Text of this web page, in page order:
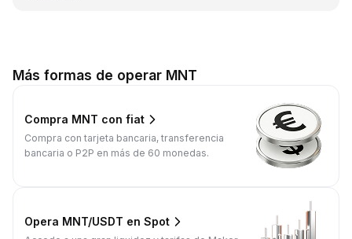
Más formas de operar MNT
Compra MNT con fiat
Compra con tarjeta bancaria, transferencia
bancaria o P2P en más de 60 monedas.
Opera MNT/USDT en Spot